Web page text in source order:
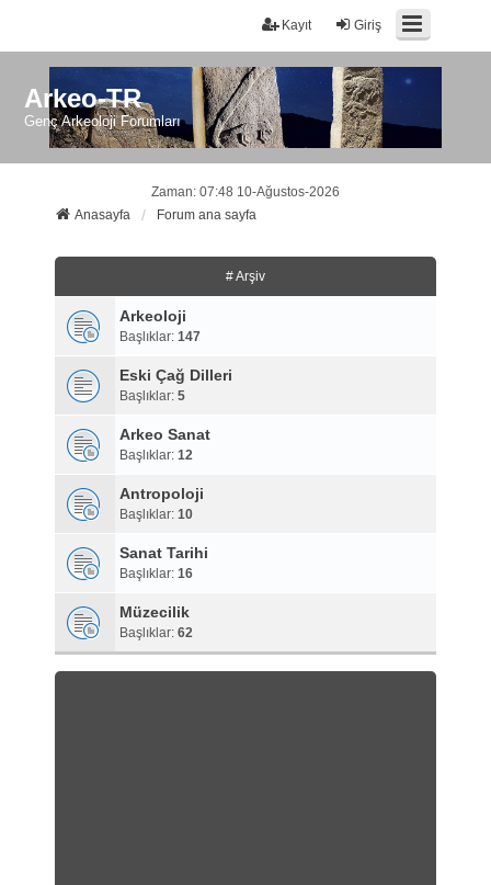
Giriş
Kayıt
Arkeo-TR
Genç Arkeoloji Forumları
Zaman: 07:48 10-Ağustos-2026
Anasayfa
Forum ana sayfa
# Arşiv
Arkeoloji
Başlıklar: 147
Eski Çağ Dilleri
Başlıklar: 5
Arkeo Sanat
Başlıklar: 12
Antropoloji
Başlıklar: 10
Sanat Tarihi
Başlıklar: 16
Müzecilik
Başlıklar: 62